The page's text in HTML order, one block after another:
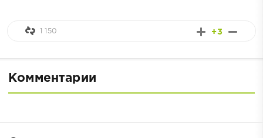
+3
1 150
Комментарии